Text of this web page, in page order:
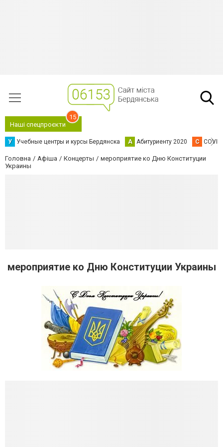
Наші спецпроєкти
15
У Учебные центры и курсы Бердянска А Абитуриенту 2020 C
Головна Афіша Концерты
мероприятие ко Дню Конституции
Украины
мероприятие ко Дню Конституции Украины